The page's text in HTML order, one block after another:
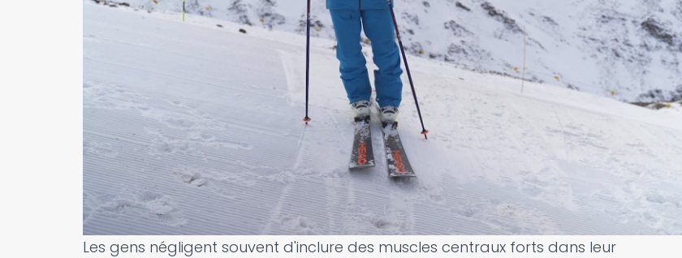
Les gens négligent souvent d'inclure des muscles centraux forts dans leur